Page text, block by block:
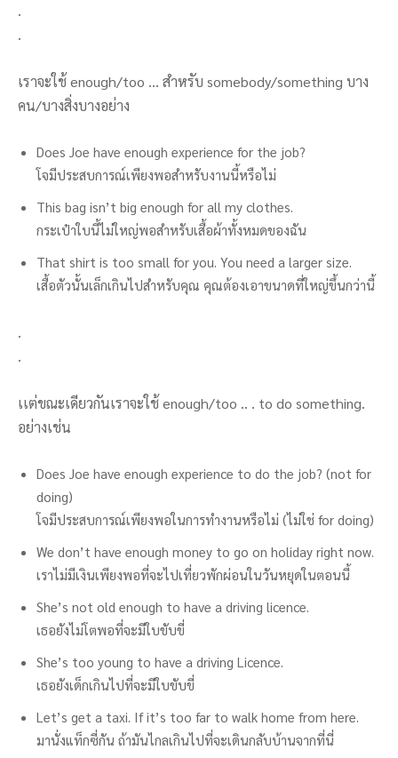
.
.
เราจะใช้ enough/too … สำหรับ somebody/something บาง
คน/บางสิ่งบางอย่าง
Does Joe have enough experience for the job?
โจมีประสบการณ์เพียงพอสำหรับงานนี้หรือไม่
This bag isn’t big enough for all my clothes.
กระเป๋าใบนี้ไม่ใหญ่พอสำหรับเสื้อผ้าทั้งหมดของฉัน
That shirt is too small for you. You need a larger size.
เสื้อตัวนั้นเล็กเกินไปสำหรับคุณ คุณต้องเอาขนาดที่ใหญ่ขึ้นกว่านี้
.
.
เเต่ขณะเดียวกันเราจะใช้ enough/too .. . to do something.
อย่างเช่น
Does Joe have enough experience to do the job? (not for
doing)
โจมีประสบการณ์เพียงพอในการทำงานหรือไม่ (ไม่ใช่ for doing)
We don’t have enough money to go on holiday right now.
เราไม่มีเงินเพียงพอที่จะไปเที่ยวพักผ่อนในวันหยุดในตอนนี้
She’s not old enough to have a driving licence.
เธอยังไม่โตพอที่จะมีใบขับขี่
She’s too young to have a driving Licence.
เธอยังเด็กเกินไปที่จะมีใบขับขี่
Let’s get a taxi. If it’s too far to walk home from here.
มานั่งแท็กซี่กัน ถ้ามันไกลเกินไปที่จะเดินกลับบ้านจากที่นี่